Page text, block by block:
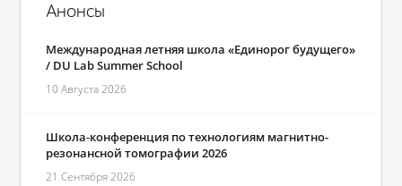
Анонсы
Международная летняя школа «Единорог будущего»
/ DU Lab Summer School
10 Августа 2026
Школа-конференция по технологиям магнитно-
резонансной томографии 2026
21 Сентября 2026